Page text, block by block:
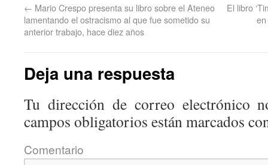
← Mario Crespo presenta su libro sobre el Ateneo
lamentando el ostracismo al que fue sometido su
anterior trabajo, hace diez años
El libro
Deja una respuesta
Tu dirección de correo electrónico
campos obligatorios están marcados